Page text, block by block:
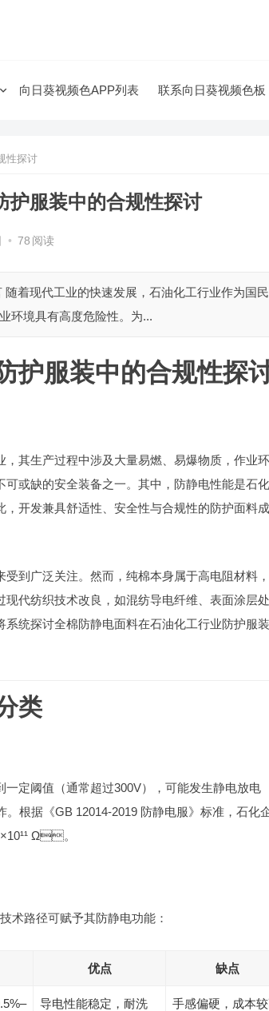
向日葵视频色APP列表 联系向日葵视频色板
性探讨
护服装中的合规性探讨
• 78 阅读
着现代工业的快速发展，石油化工行业作为国民
环境具有高度危险性。为...
护服装中的合规性探
其生产过程中涉及大量易燃、易爆物质，作业
或缺的安全装备之一。其中，防静电性能是石
，开发兼具舒适性、安全性与合规性的防护面料
广泛关注。然而，纯棉本身属于高电阻材料
代纺织技术改良，如混纺导电纤维、表面涂层
系统探讨全棉防静电面料在石油化工行业防护服
类
定阈值（通常超过300V），可能发生静电放电
。根据《GB 12014-2019 防静电服》标准，石化
Ω。
路径可赋予其防静电功能：
优点 缺点
导电性能稳定，耐洗
手感偏硬，成本